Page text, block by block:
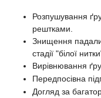
Розпушування
рештками.
Знищення
стадії "білої
Вирівнювання
Передпосівна
Догляд за